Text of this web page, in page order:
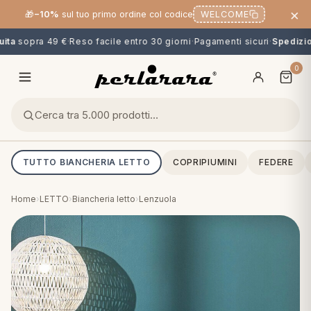
🎁−10% sul tuo primo ordine col codice WELCOME ×
sopra 49 € ·Reso facile entro 30 giorni·Pagamenti sicuri·
0
TUTTO BIANCHERIA LETTO COPRIPIUMINI FEDERE
& CUSCINI
CALCIO & CARTOONS
Home›LETTO›Biancheria letto›Lenzuola